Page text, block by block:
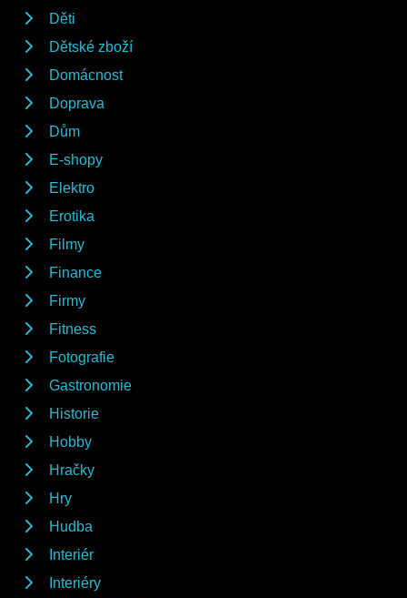
Děti
Dětské zboží
Domácnost
Doprava
Dům
E-shopy
Elektro
Erotika
Filmy
Finance
Firmy
Fitness
Fotografie
Gastronomie
Historie
Hobby
Hračky
Hry
Hudba
Interiér
Interiéry